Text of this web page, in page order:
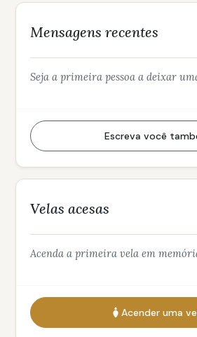
Mensagens recentes
Seja a primeira pessoa a deixar
Escreva você
Velas acesas
Acenda a primeira vela em
Acender uma